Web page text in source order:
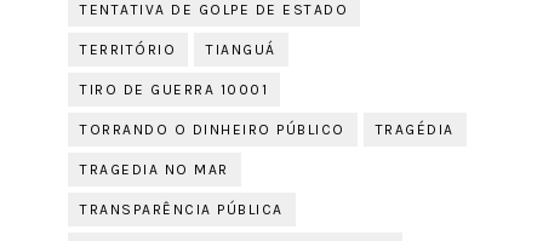
TENTATIVA DE GOLPE DE ESTADO
TERRITÓRIO TIANGUÁ
TIRO DE GUERRA 10001
TORRANDO O DINHEIRO PÚBLICO TRAGÉDIA
TRAGEDIA NO MAR
TRANSPARÊNCIA PÚBLICA